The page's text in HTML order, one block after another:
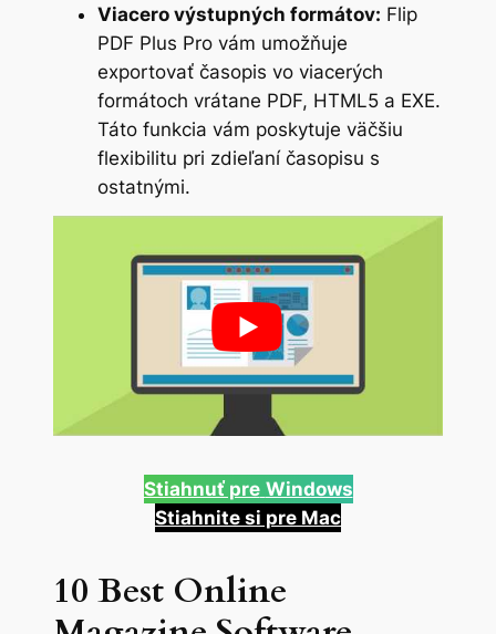
Viacero výstupných formátov: Flip
PDF Plus Pro vám umožňuje
exportovať časopis vo viacerých
formátoch vrátane PDF, HTML5 a EXE.
Táto funkcia vám poskytuje väčšiu
flexibilitu pri zdieľaní časopisu s
ostatnými.
Stiahnuť pre Windows
Stiahnite si pre Mac
10 Best Online